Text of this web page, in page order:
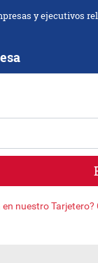
y ejecutivos
nuestro